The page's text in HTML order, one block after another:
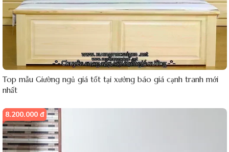
Top mẫu Giường ngủ giá tốt tại xưởng báo giá cạnh tranh mới
nhất
8.200.000 đ